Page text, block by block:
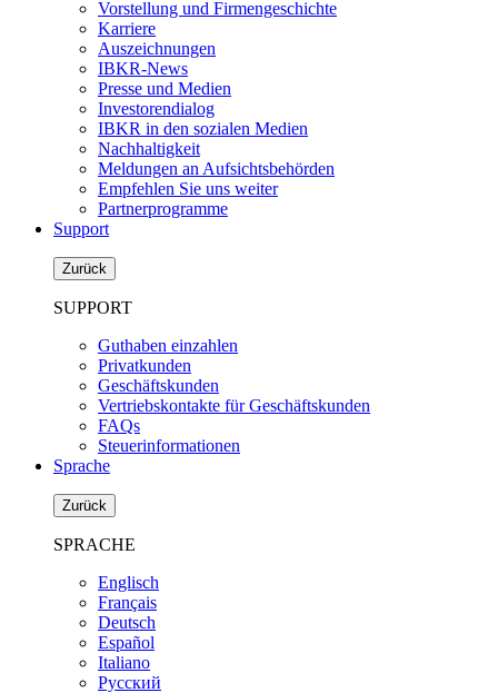
Vorstellung und Firmengeschichte
Karriere
Auszeichnungen
IBKR-News
Presse und Medien
Investorendialog
IBKR in den sozialen Medien
Nachhaltigkeit
Meldungen an Aufsichtsbehörden
Empfehlen Sie uns weiter
Partnerprogramme
Support
Zurück
SUPPORT
Guthaben einzahlen
Privatkunden
Geschäftskunden
Vertriebskontakte für Geschäftskunden
FAQs
Steuerinformationen
Sprache
Zurück
SPRACHE
Englisch
Français
Deutsch
Español
Italiano
Pусский